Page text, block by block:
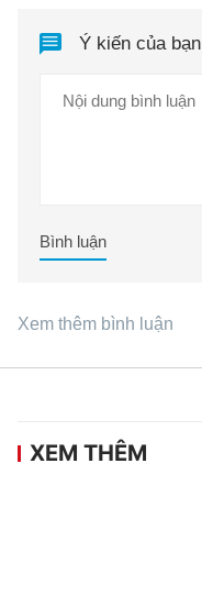
Ý kiến của bạn
Bình luận
Xem thêm bình luận
XEM THÊM